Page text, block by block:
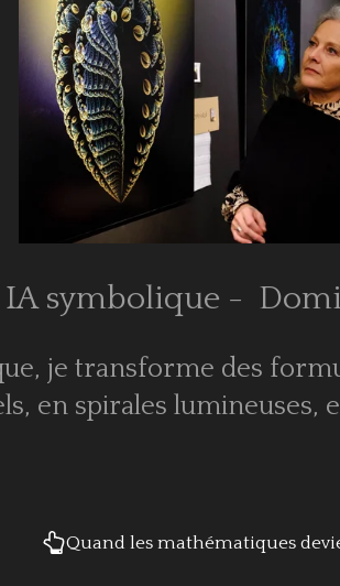
g
e
r
symbolique -
je transforme des
en spirales lumineuses,
Quand les mathématiques